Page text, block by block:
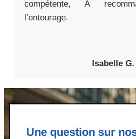
compétente, À
l’entourage.
Isabelle G.
Une question sur